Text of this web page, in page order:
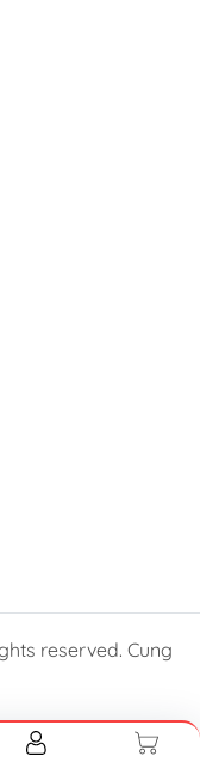
reserved. Cung